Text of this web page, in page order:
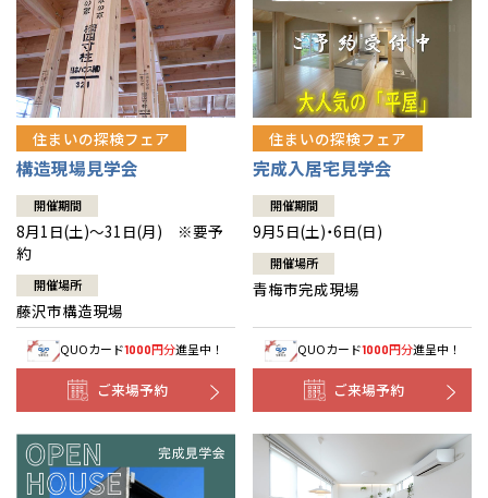
住まいの探検フェア
構造現場見学会
開催期間
8月1日(土)～31日(月) ※要予
約
開催場所
藤沢市構造現場
QUOカード1000円分進呈中！
ご来場予約
住まいの探検フェア
完成入居宅見学会
開催期間
9月5日(土)・6日(日)
開催場所
青梅市完成現場
QUOカード1000円分進呈中！
ご来場予約